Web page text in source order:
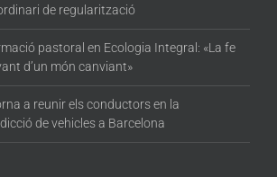
de regularització
pastoral en Ecologia Integral: «La fe
d’un món canviant»
a reunir els conductors en la
de vehicles a Barcelona